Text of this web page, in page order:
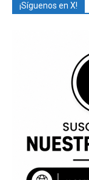
¡Síguenos en X!